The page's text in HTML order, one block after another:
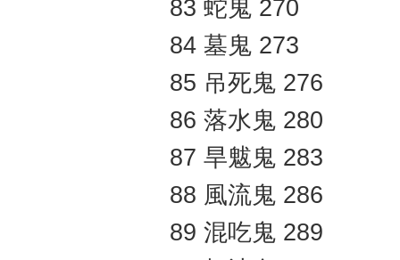
83 蛇鬼 270
84 墓鬼 273
85 吊死鬼 276
86 落水鬼 280
87 旱魃鬼 283
88 風流鬼 286
89 混吃鬼 289